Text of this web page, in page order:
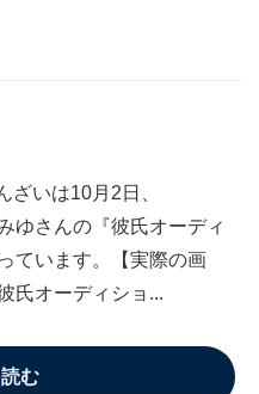
ざいは10月2日、
ゆさんの『彼氏オーディ
ています。【実際の画
氏オーディショ...
む